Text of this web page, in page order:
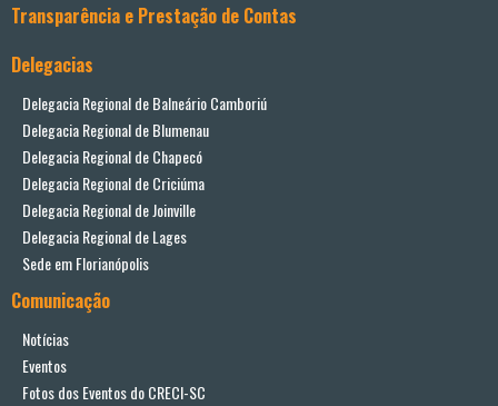
Transparência e Prestação de Contas
Delegacias
Delegacia Regional de Balneário Camboriú
Delegacia Regional de Blumenau
Delegacia Regional de Chapecó
Delegacia Regional de Criciúma
Delegacia Regional de Joinville
Delegacia Regional de Lages
Sede em Florianópolis
Comunicação
Notícias
Eventos
Fotos dos Eventos do CRECI-SC